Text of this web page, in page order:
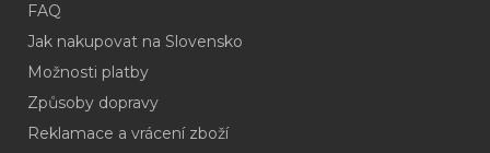
FAQ
Jak nakupovat na Slovensko
Možnosti platby
Způsoby dopravy
Reklamace a vrácení zboží